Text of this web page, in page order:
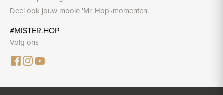
Deel ook jouw mooie 'Mr. Hop'-momenten.
#MISTER.HOP
Volg ons